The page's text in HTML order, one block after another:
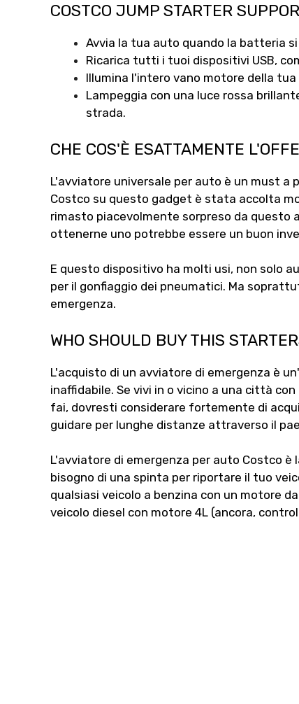
COSTCO JUMP STARTER
Avvia la tua auto quando la batteria
Ricarica tutti i tuoi dispositivi USB,
Illumina l'intero vano motore della
Lampeggia con una luce rossa
strada.
CHE COS'È ESATTAMENTE
L'avviatore universale per auto è un must a
Costco su questo gadget è stata accolta
rimasto piacevolmente sorpreso da questo
ottenerne uno potrebbe essere un buon
E questo dispositivo ha molti usi, non solo
per il gonfiaggio dei pneumatici. Ma
emergenza.
WHO SHOULD BUY THIS
L'acquisto di un avviatore di emergenza è
inaffidabile. Se vivi in ​​o vicino a una città
fai, dovresti considerare fortemente di
guidare per lunghe distanze attraverso il
L'avviatore di emergenza per auto Costco
bisogno di una spinta per riportare il tuo
qualsiasi veicolo a benzina con un motore
veicolo diesel con motore 4L (ancora,